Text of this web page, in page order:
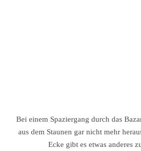
Bei einem Spaziergang durch das
aus dem Staunen gar nicht mehr
Ecke gibt es etwas anderes